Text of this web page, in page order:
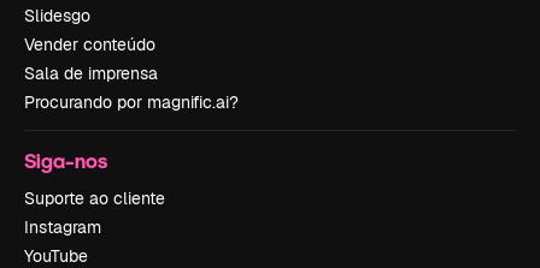
Slidesgo
Vender conteúdo
Sala de imprensa
Procurando por magnific.ai?
Siga-nos
Suporte ao cliente
Instagram
YouTube